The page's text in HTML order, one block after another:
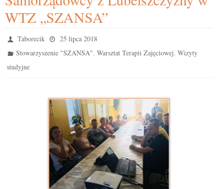
WTZ „SZANSA”
Taborecik
25 lipca 2018
Stowarzyszenie "SZANSA",Warsztat Terapii Zajęciowej,Wizyty
studyjne